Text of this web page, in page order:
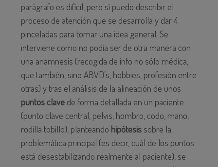
parágrafo es difícil, pero sí puedo describir el
proceso de atención que se desarrolla y dar 4
pinceladas para tomar una idea general. Se
interviene como no podía ser de otra manera con
una anamnesis (recogida de info no sólo médica,
que también, sino ABVD’s, hobbies, profesión entre
otras) y tras el análisis de la alineación de unos
puntos clavede forma detallada en un paciente
(punto clave central, pelvis, hombro, codo, mano,
rodilla tobillo), planteando hipótesissobre la
problemática principal (es decir, cuál de los puntos
está desestabilizando realmente al paciente), se